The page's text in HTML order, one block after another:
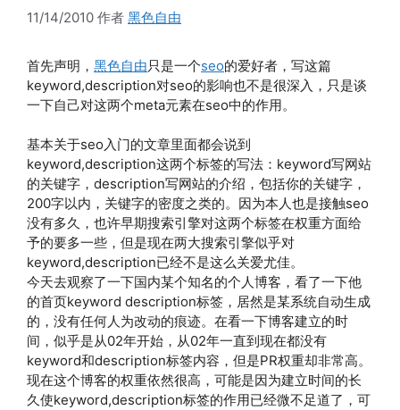
11/14/2010 作者 黑色自由
首先声明， 黑色自由只是一个seo的爱好者，写这篇
keyword,description对seo的影响也不是很深入，只是谈
一下自己对这两个meta元素在seo中的作用。
基本关于seo入门的文章里面都会说到
keyword,description这两个标签的写法：keyword写网站
的关键字，description写网站的介绍，包括你的关键字，
200字以内，关键字的密度之类的。因为本人也是接触seo
没有多久，也许早期搜索引擎对这两个标签在权重方面给
予的要多一些，但是现在两大搜索引擎似乎对
keyword,description已经不是这么关爱尤佳。
今天去观察了一下国内某个知名的个人博客，看了一下他
的首页keyword description标签，居然是某系统自动生成
的，没有任何人为改动的痕迹。在看一下博客建立的时
间，似乎是从02年开始，从02年一直到现在都没有
keyword和description标签内容，但是PR权重却非常高。
现在这个博客的权重依然很高，可能是因为建立时间的长
久使keyword,description标签的作用已经微不足道了，可